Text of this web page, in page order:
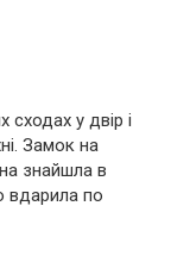
сходах у двір і
Замок на
знайшла в
вдарила по